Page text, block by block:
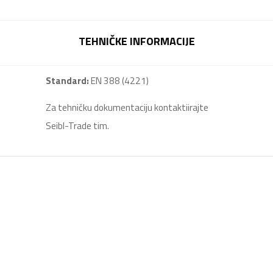
TEHNIČKE INFORMACIJE
Standard:EN 388 (4221)
Za tehničku dokumentaciju kontaktiirajte
Seibl-Trade tim.